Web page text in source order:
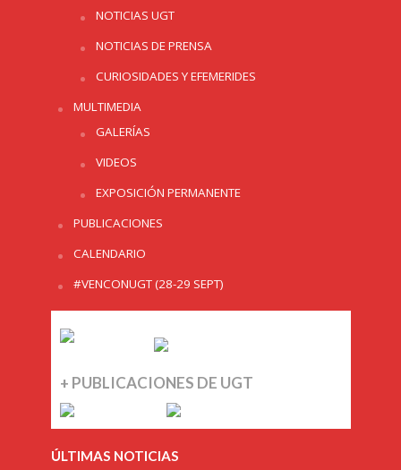
NOTICIAS UGT
NOTICIAS DE PRENSA
CURIOSIDADES Y EFEMERIDES
MULTIMEDIA
GALERÍAS
VIDEOS
EXPOSICIÓN PERMANENTE
PUBLICACIONES
CALENDARIO
#VENCONUGT (28-29 SEPT)
+ PUBLICACIONES DE UGT
ÚLTIMAS NOTICIAS